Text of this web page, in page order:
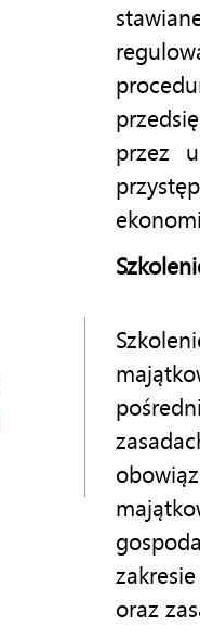
przez
oraz